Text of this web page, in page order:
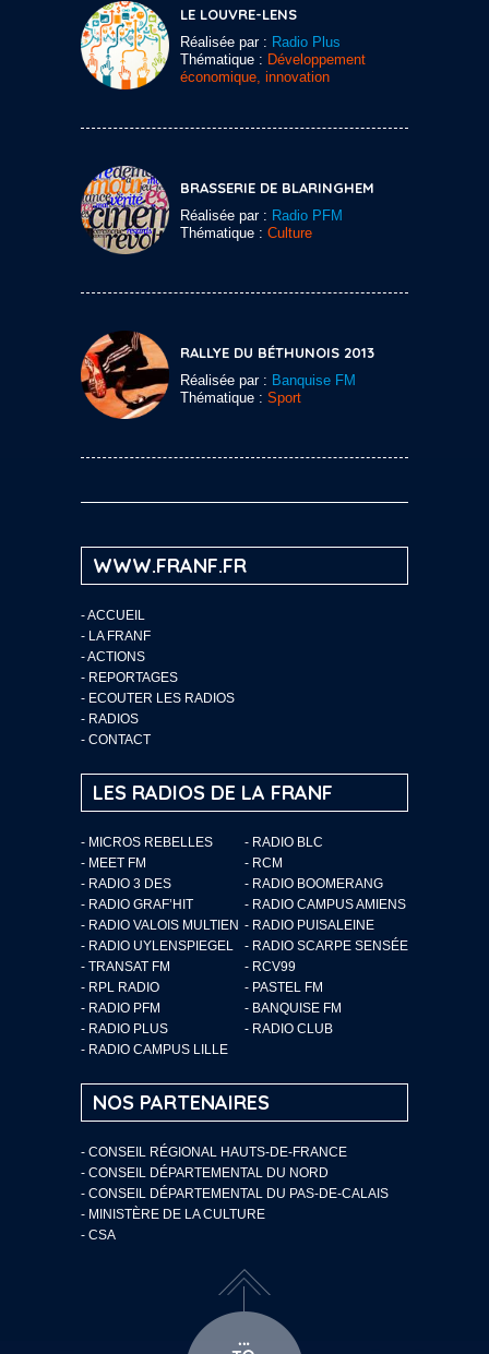
LE LOUVRE-LENS
Réalisée par : Radio Plus
Thématique : Développement
économique, innovation
BRASSERIE DE BLARINGHEM
Réalisée par : Radio PFM
Thématique : Culture
RALLYE DU BÉTHUNOIS 2013
Réalisée par : Banquise FM
Thématique : Sport
WWW.FRANF.FR
-ACCUEIL
- LA FRANF
-ACTIONS
- REPORTAGES
- ECOUTER LES RADIOS
- RADIOS
- CONTACT
LES RADIOS DE LA FRANF
- MICROS REBELLES
- RADIO BLC
- MEET FM
- RCM
- RADIO 3 DES
- RADIO BOOMERANG
- RADIO GRAF’HIT
- RADIO CAMPUS AMIENS
- RADIO VALOIS MULTIEN - RADIO PUISALEINE
- RADIO UYLENSPIEGEL
- RADIO SCARPE SENSÉE
- TRANSAT FM
- RCV99
- RPL RADIO
- PASTEL FM
- RADIO PFM
- BANQUISE FM
- RADIO PLUS
- RADIO CLUB
- RADIO CAMPUS LILLE
NOS PARTENAIRES
- CONSEIL RÉGIONAL HAUTS-DE-FRANCE
- CONSEIL DÉPARTEMENTAL DU NORD
- CONSEIL DÉPARTEMENTAL DU PAS-DE-CALAIS
- MINISTÈRE DE LA CULTURE
- CSA